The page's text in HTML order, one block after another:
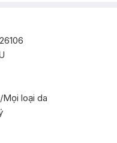
loại da